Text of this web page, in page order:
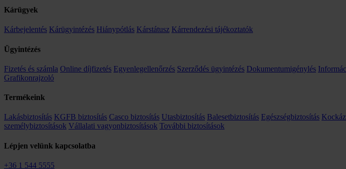
Kárügyek
Kárbejelentés Kárügyintézés Hiánypótlás Kárstátusz Kárrendezési tájékoztatók
Ügyintézés
Fizetés és számla Online díjfizetés Egyenlegellenőrzés Szerződés ügyintézés Dokumentumigénylés
Grafikonrajzoló
Termékeink
Lakásbiztosítás KGFB biztosítás Casco biztosítás Utasbiztosítás Balesetbiztosítás Egészségbiztosítás
személybiztosítások Vállalati vagyonbiztosítások További biztosítások
Lépjen velünk kapcsolatba
+36 1 544 5555